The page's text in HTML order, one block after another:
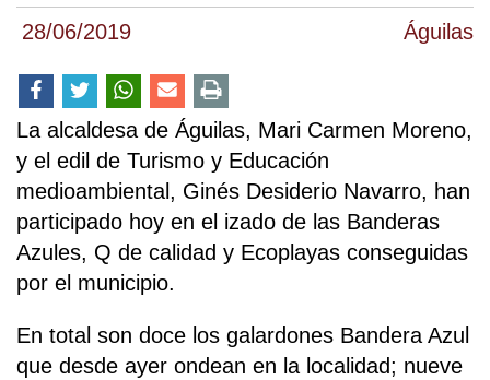
28/06/2019 Águilas
La alcaldesa de Águilas, Mari Carmen Moreno,
y el edil de Turismo y Educación
medioambiental, Ginés Desiderio Navarro, han
participado hoy en el izado de las Banderas
Azules, Q de calidad y Ecoplayas conseguidas
por el municipio.
En total son doce los galardones Bandera Azul
que desde ayer ondean en la localidad; nueve